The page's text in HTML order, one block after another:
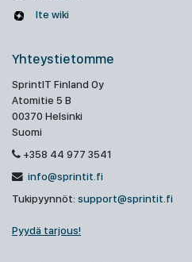
Ite wiki
Yhteystietomme
SprintIT Finland Oy
Atomitie 5 B
00370 Helsinki
Suomi
+358 44 977 3541
info@sprintit.fi
Tukipyynnöt: support@sprintit.fi
Pyydä tarjous!